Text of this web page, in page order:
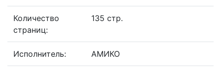
Количество
страниц:
135 стр.
Исполнитель: АМИКО